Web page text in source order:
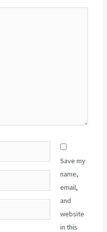
Save my
name,
email,
and
website
in this